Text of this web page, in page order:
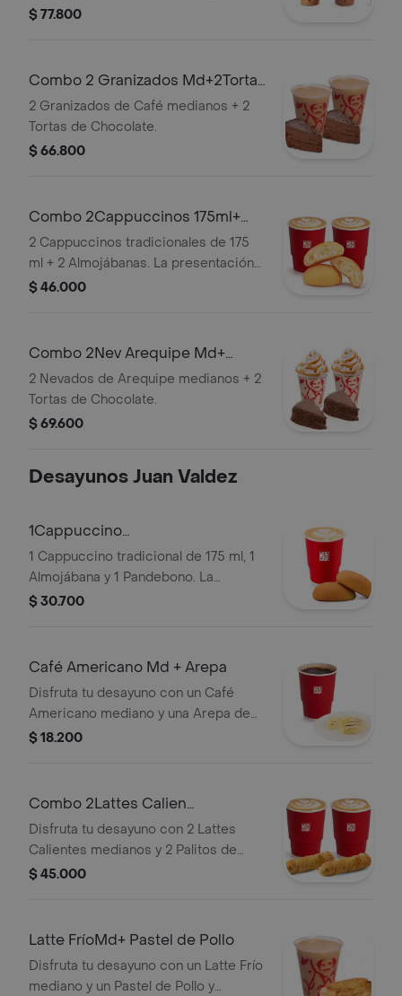
El Nevado Baileys contiene licor.
$ 77.800
Combo 2 Granizados Md+2Tortas
Chocolate
2 Granizados de Café medianos + 2
Tortas de Chocolate.
$ 66.800
Combo 2Cappuccinos 175ml+
2Almojabanas
2 Cappuccinos tradicionales de 175
ml + 2 Almojábanas. La presentación
del Cappuccino puede variar
transporte para pedidos a domicilio.
$ 46.000
Combo 2Nev Arequipe Md+
2TortasChocolate
2 Nevados de Arequipe medianos + 2
Tortas de Chocolate.
$ 69.600
Desayunos Juan Valdez
1Cappuccino
175ml+1Almojabana+1Pandebono
1 Cappuccino tradicional de 175 ml, 1
Almojábana y 1 Pandebono. La
presentación del Cappuccino puede
durante el transporte para pedidos a
$ 30.700
Café Americano Md + Arepa
Disfruta tu desayuno con un Café
Americano mediano y una Arepa de
queso.
$ 18.200
Combo 2Lattes Calien
Md+2Palitosde Queso
Disfruta tu desayuno con 2 Lattes
Calientes medianos y 2 Palitos de
Queso.
$ 45.000
Latte FríoMd+ Pastel de Pollo
Disfruta tu desayuno con un Latte Frío
mediano y un Pastel de Pollo y